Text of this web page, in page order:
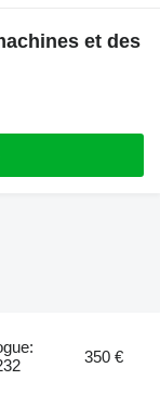
et des
350 €